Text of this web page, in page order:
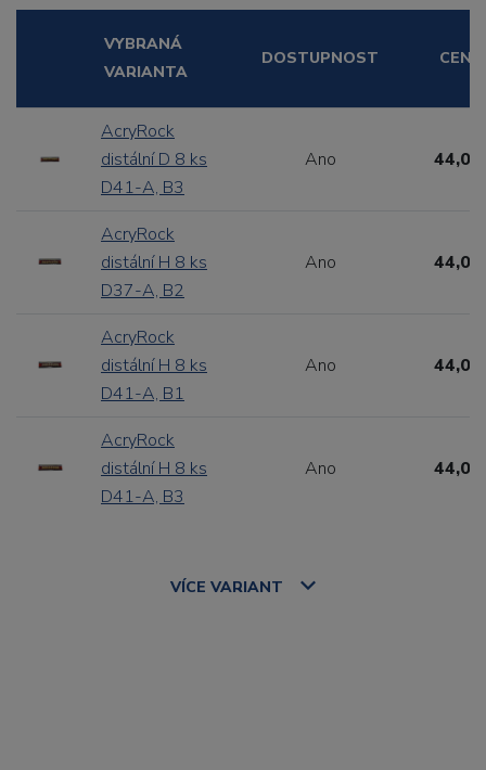
VYBRANÁ
VARIANTA
DOSTUPNOST CENA
AcryRock
distální D 8 ks
D41-A, B3
Ano 44,00
AcryRock
distální H 8 ks
D37-A, B2
Ano 44,00
AcryRock
distální H 8 ks
D41-A, B1
Ano 44,00
AcryRock
distální H 8 ks
D41-A, B3
Ano 44,00
VÍCE VARIANT